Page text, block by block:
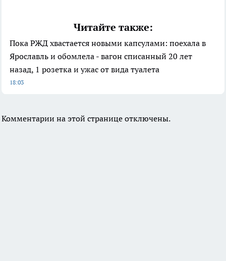
Читайте также:
Пока РЖД хвастается новыми капсулами: поехала в
Ярославль и обомлела - вагон списанный 20 лет
назад, 1 розетка и ужас от вида туалета
18:03
Комментарии на этой странице отключены.